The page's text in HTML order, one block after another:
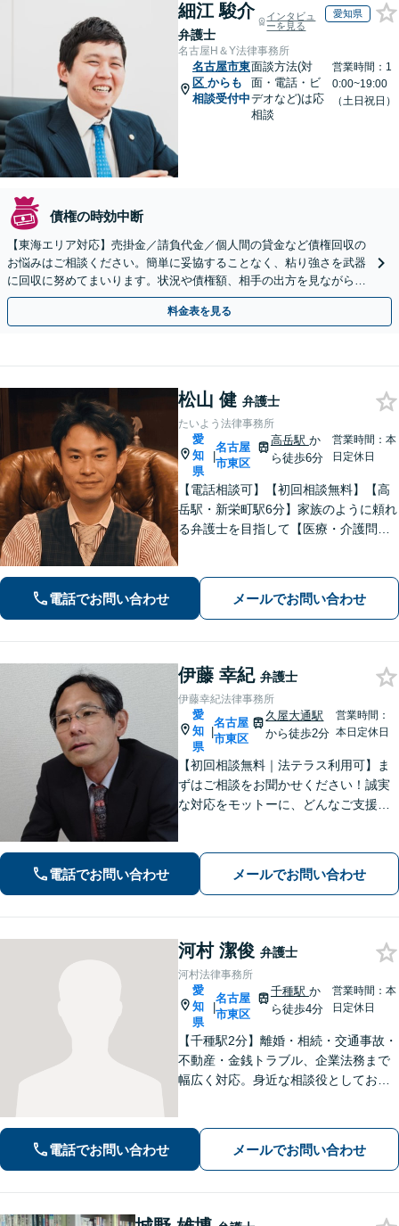
細江 駿介
弁護士
インタビュ
ーを見る
愛知県
名古屋H＆Y法律事務所
名古屋市東
区 からも
相談受付中
面談方法(対
面・電話・ビ
デオなど)は応
相談
営業時間：1
0:00~19:00
（土日祝日）
債権の時効中断
【東海エリア対応】売掛金／請負代金／個人間の貸金など債権回収の
お悩みはご相談ください。簡単に妥協することなく、粘り強さを武器
に回収に努めてまいります。状況や債権額、相手の出方を見ながら、
効果的な方法を臨機応変に対応いたします【土日祝対応可】
料金表を見る
松山 健 弁護士
たいよう法律事務所
愛
知
県
|
名古屋
市東区
高岳駅 か
ら徒歩6分
営業時間：本
日定休日
【電話相談可】【初回相談無料】【高
岳駅・新栄町駅6分】家族のように頼れ
る弁護士を目指して【医療・介護問
い】不動産は高額な財産が関わる問
題。関連士業と連携し、円滑な解決を
電話でお問い合わせ メールでお問い合わせ
伊藤 幸紀 弁護士
伊藤幸紀法律事務所
愛
知
県
|
名古屋
市東区
久屋大通駅
から徒歩2分
営業時間：
本日定休日
【初回相談無料｜法テラス利用可】ま
ずはご相談をお聞かせください！誠実
な対応をモットーに、どんなご支援が
で電話相談も対応いたしますので、お
気軽にお問合せください【久屋大通駅2
電話でお問い合わせ メールでお問い合わせ
河村 潔俊 弁護士
河村法律事務所
愛
知
県
|
名古屋
市東区
千種駅 か
ら徒歩4分
営業時間：本
日定休日
【千種駅2分】離婚・相続・交通事故・
不動産・金銭トラブル、企業法務まで
幅広く対応。身近な相談役としてお悩
め、まずは気軽にご相談ください。
【土日祝対応可、夜間対応可】【オン
電話でお問い合わせ メールでお問い合わせ